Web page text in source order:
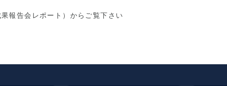
報告会レポート）からご覧下さい